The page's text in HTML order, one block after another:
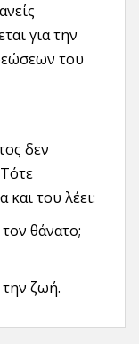
για την
του
δεν
του λέει:
τον θάνατο;
την ζωή.